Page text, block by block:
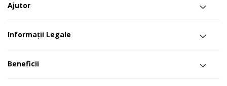
Ajutor
Informații Legale
Beneficii